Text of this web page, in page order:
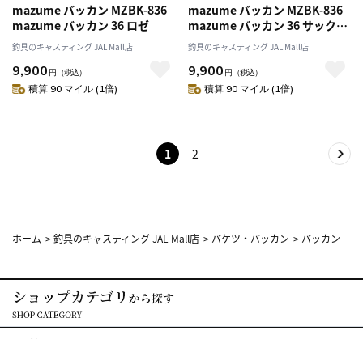
mazume バッカン MZBK-836
mazume バッカン 36 ロゼ
釣具のキャスティング JAL Mall店
9,900 円 （税込）
積算 90 マイル (1倍)
mazume バッカン MZBK-836
mazume バッカン 36 サックス
ブルー
釣具のキャスティング JAL Mall店
9,900 円 （税込）
積算 90 マイル (1倍)
1 2
ホーム >釣具のキャスティング JAL Mall店 > バケツ・バッカン > バッカン